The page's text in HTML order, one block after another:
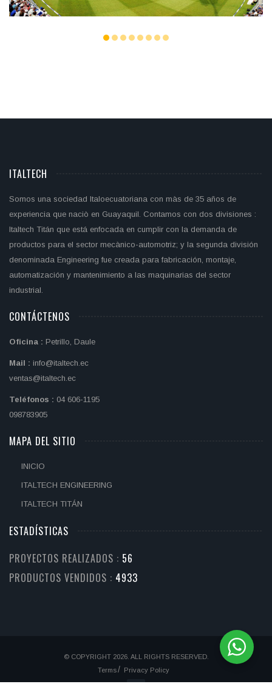
ITALTECH
Somos una sociedad Italoecuatoriana con màs de 35 años de
experiencia que naciò en Guayaquil. Contamos con dos divisiones :
Italtech Titán que está enfocada en cumplir con la demanda de
productos para el sector mecànico-automotriz; y la segunda división
denominada Engineering fue creada para fabricación, montaje,
automatización y mantenimiento a las maquinarias del sector
industrial.
CONTÁCTENOS
Oficina : Petrillo, Daule
Mail : info@italtech.ec
ventas@italtech.ec
Teléfonos : 04 606-1195
098783905
MAPA DEL SITIO
INICIO
ITALTECH ENGINEERING
ITALTECH TITÁN
ESTADÍSTICAS
PROYECTOS REALIZADOS : 61
PRODUCTOS VENDIDOS : 5425
© COPYRIGHT 2026. ALL RIGHTS RESERVED.
Terms
Privacy Policy